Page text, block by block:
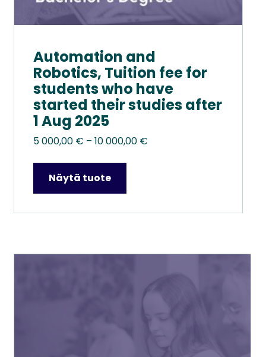
Automation and
Robotics, Tuition fee for
students who have
started their studies after
1 Aug 2025
5 000,00 € – 10 000,00 €Hintaluokka:
000,00 €
Näytä tuote